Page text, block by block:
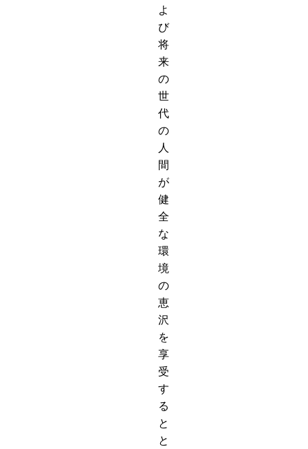
よ
び
将
来
の
世
代
の
人
間
が
健
全
な
環
境
の
恵
沢
を
享
受
す
る
と
と